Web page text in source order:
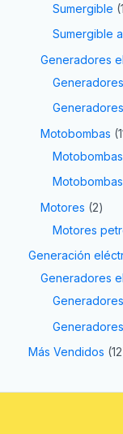
Sumergible
Sumergible
Generadores
Motobombas
Motores
2
Motores
Generación
Generadores
Más Vendidos 12